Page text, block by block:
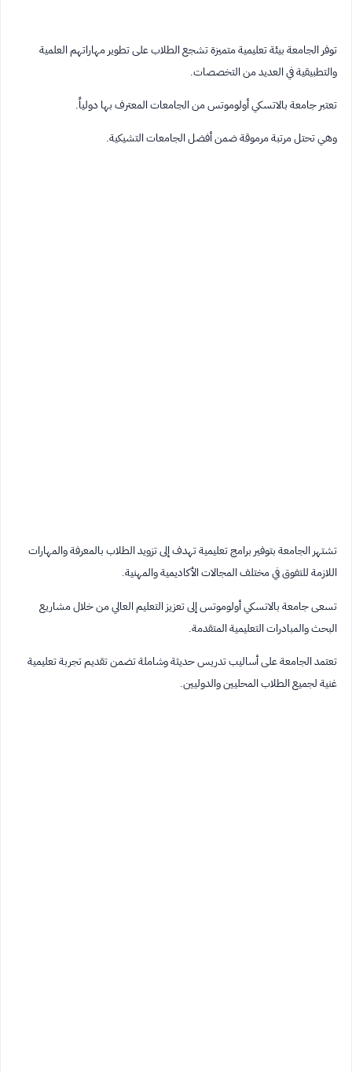
توفر الجامعة بيئة تعليمية متميزة تشجع الطلاب على تطوير مهاراتهم العلمية
والتطبيقية في العديد من التخصصات.
تعتبر جامعة بالاتسكي أولوموتس من الجامعات المعترف بها دولياً.
وهي تحتل مرتبة مرموقة ضمن أفضل الجامعات التشيكية.
تشتهر الجامعة بتوفير برامج تعليمية تهدف إلى تزويد الطلاب بالمعرفة والمهارات
اللازمة للتفوق في مختلف المجالات الأكاديمية والمهنية.
تسعى جامعة بالاتسكي أولوموتس إلى تعزيز التعليم العالي من خلال مشاريع
البحث والمبادرات التعليمية المتقدمة.
تعتمد الجامعة على أساليب تدريس حديثة وشاملة تضمن تقديم تجربة تعليمية
غنية لجميع الطلاب المحليين والدوليين.